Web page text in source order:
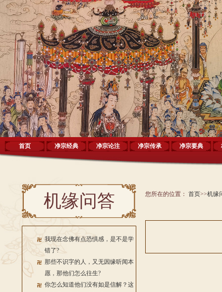
首页 净宗经典 净宗论注 净宗传承 净宗要典
机缘问答
我现在念佛有点恐惧感，是不是学
错了?
那些不识字的人，又无因缘听闻本
愿，那他们怎么往生?
你怎么知道他们没有如是信解？这
您所在的位置： 首页>>机缘